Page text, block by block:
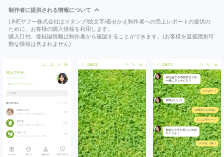
制作者に提供される情報について
LINEヤフー株式会社はスタンプ/絵文字/着せかえ制作者への売上レポートの提供の
ために、お客様の購入情報を利用します。
購入日付、登録国情報は制作者から確認することができます。(お客様を直接識別可
能な情報は含まれません)